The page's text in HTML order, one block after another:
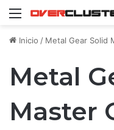
Menú
Inicio / Metal Gear Solid
Metal
Master